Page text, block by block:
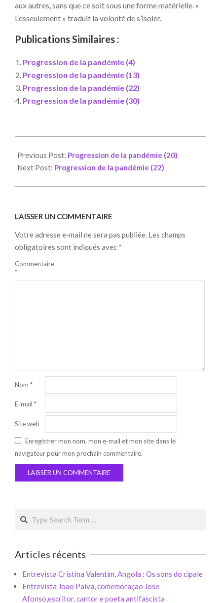
aux autres, sans que ce soit sous une forme matérielle. «
L’esseulement » traduit la volonté de s’isoler.
Publications Similaires :
Progression de la pandémie (4)
Progression de la pandémie (13)
Progression de la pandémie (22)
Progression de la pandémie (30)
04-
15
Previous Post: Progression de la pandémie (20)
Next Post: Progression de la pandémie (22)
LAISSER UN COMMENTAIRE
Votre adresse e-mail ne sera pas publiée. Les champs
obligatoires sont indiqués avec *
Commentaire
*
Nom *
E-mail *
Site web
Enregistrer mon nom, mon e-mail et mon site dans le
navigateur pour mon prochain commentaire.
Search
Articles récents
Entrevista Cristina Valentim, Angola : Os sons do cipale
Entrevista Joao Paiva, comemoraçao Jose
Afonso,escritor, cantor e poeta antifascista